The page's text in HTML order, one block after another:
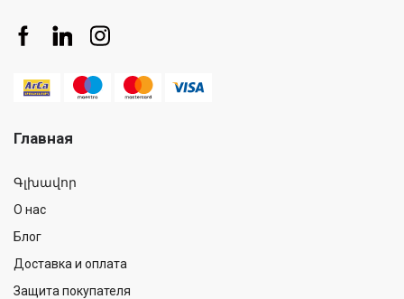
Главная
Գլխավոր
О нас
Блог
Доставка и оплата
Защита покупателя